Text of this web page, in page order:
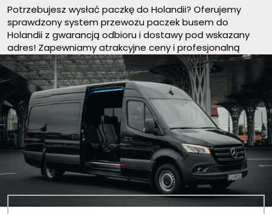
Potrzebujesz wysłać paczkę do Holandii? Oferujemy
sprawdzony system przewozu paczek busem do
Holandii z gwarancją odbioru i dostawy pod wskazany
adres! Zapewniamy atrakcyjne ceny i profesjonalną
obsługę. Nasze wieloletnie doświadczenie w transporcie
paczek do Holandii oraz codzienne, regularne połączenia
sprawiają, że możesz nam zaufać w kwestii
bezpiecznego i terminowego dostarczenia Twojej
przesyłki.